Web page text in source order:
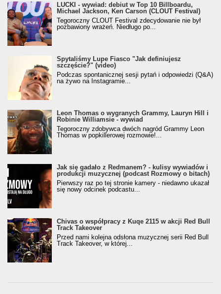
LUCKI - wywiad: debiut w Top 10 Billboardu,
Michael Jackson, Ken Carson (CLOUT Festival)
Tegoroczny CLOUT Festival zdecydowanie nie był
pozbawiony wrażeń. Niedługo po...
Spytaliśmy Lupe Fiasco "Jak definiujesz
szczęście?" (video)
Podczas spontanicznej sesji pytań i odpowiedzi (Q&A)
na żywo na Instagramie...
Leon Thomas o wygranych Grammy, Lauryn Hill i
Robinie Williamsie - wywiad
Tegoroczny zdobywca dwóch nagród Grammy Leon
Thomas w popkillerowej rozmowie!...
Jak się gadało z Redmanem? - kulisy wywiadów i
produkcji muzycznej (podcast Rozmowy o bitach)
Pierwszy raz po tej stronie kamery - niedawno ukazał
się nowy odcinek podcastu...
Chivas o współpracy z Kuqe 2115 w akcji Red Bull
Track Takeover
Przed nami kolejna odsłona muzycznej serii Red Bull
Track Takeover, w której...